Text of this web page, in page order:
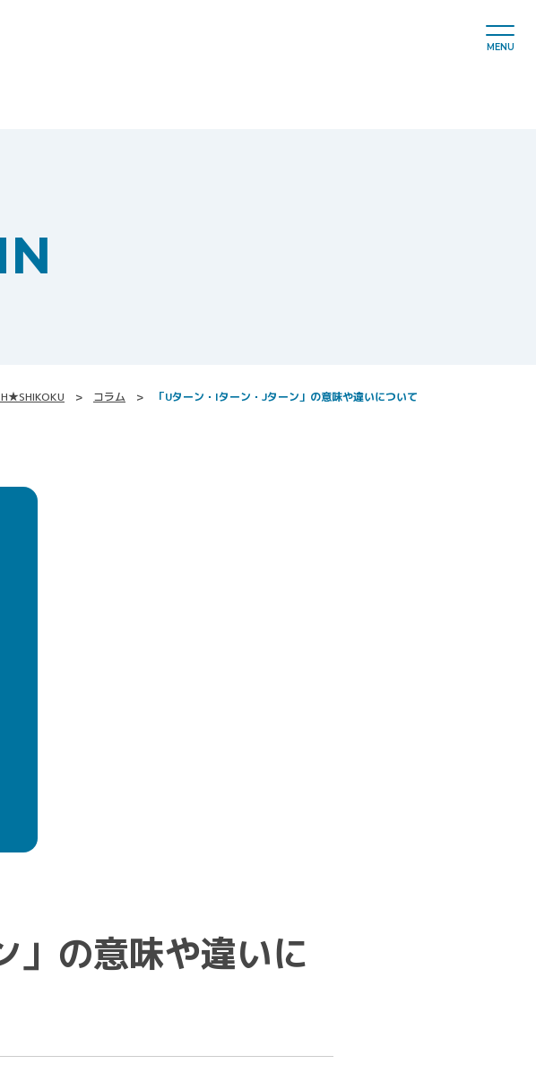
MENU
コラム 「Uターン・Iターン・Jターン」の意味や違いについて
」の意味や違いに